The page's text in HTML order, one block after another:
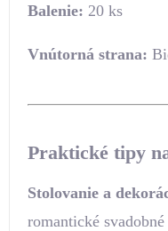
Balenie: 20 ks
Vnútorná strana:
Praktické tipy
Stolovanie a
romantické